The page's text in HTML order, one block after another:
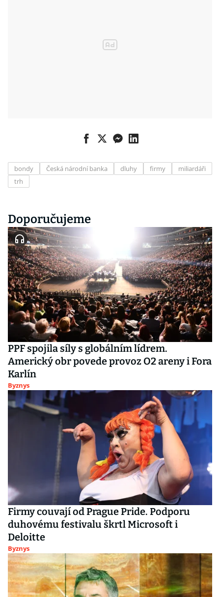
bondy Česká národní banka dluhy firmy
miliardáři
trh
Doporučujeme
PPF spojila síly s globálním lídrem.
Americký obr povede provoz O2 areny i Fora
Karlín
Byznys
Firmy couvají od Prague Pride. Podporu
duhovému festivalu škrtl Microsoft i
Deloitte
Byznys